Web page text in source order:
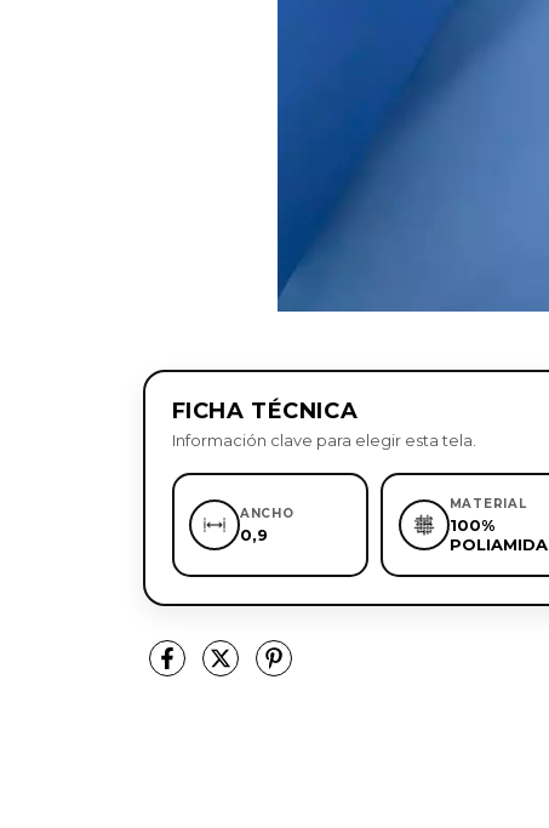
FICHA TÉCNICA
Información clave para elegir esta tela.
ANCHO
0,9
MATERIAL
100%
POLIAMIDA